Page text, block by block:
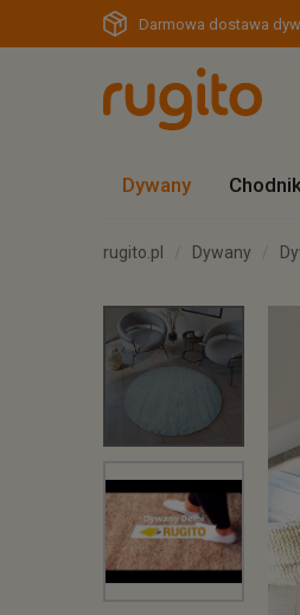
Darmowa dostawa
Dywany
rugito.pl Dywany